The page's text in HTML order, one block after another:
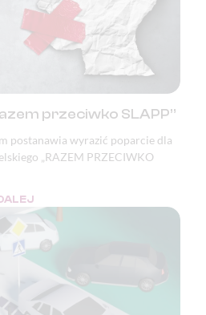
przeciwko SLAPP”
postanawia wyrazić poparcie dla
„RAZEM PRZECIWKO